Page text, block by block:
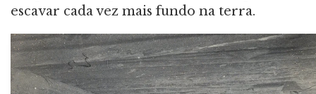
escavar cada vez mais fundo na terra.